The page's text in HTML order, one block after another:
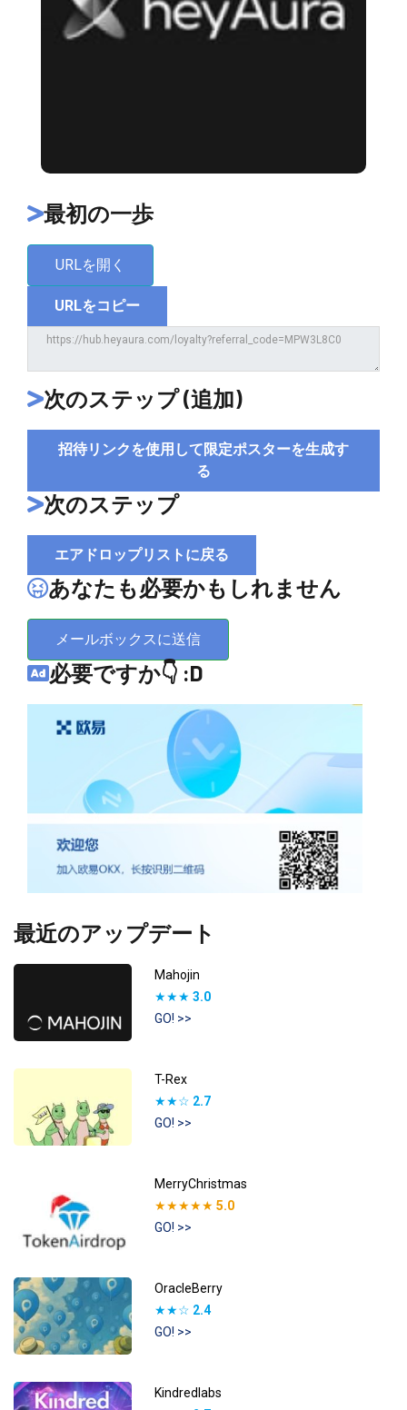
最初の一歩
URLを開く
URLをコピー
次のステップ (追加)
招待リンクを使用して限定ポスターを生成す
る
次のステップ
エアドロップリストに戻る
あなたも必要かもしれません
メールボックスに送信
必要ですか👇 :D
最近のアップデート
Mahojin
★★★ 3.0
GO! >>
T-Rex
★★☆ 2.7
GO! >>
MerryChristmas
★★★★★ 5.0
GO! >>
OracleBerry
★★☆ 2.4
GO! >>
Kindredlabs